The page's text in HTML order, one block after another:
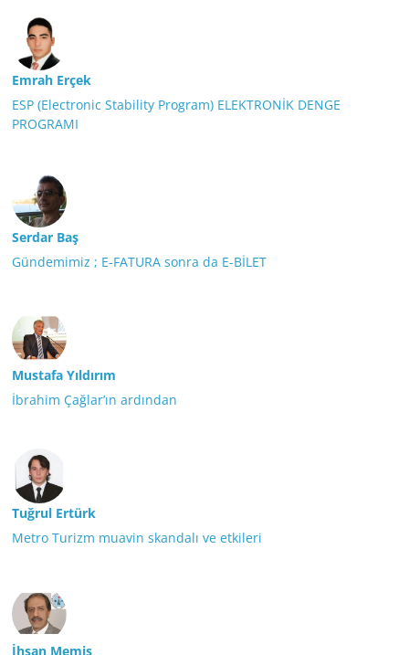
Emrah Erçek
ESP (Electronic Stability Program) ELEKTRONİK DENGE
PROGRAMI
Serdar Baş
Gündemimiz ; E-FATURA sonra da E-BİLET
Mustafa Yıldırım
İbrahim Çağlar’ın ardından
Tuğrul Ertürk
Metro Turizm muavin skandalı ve etkileri
İhsan Memiş